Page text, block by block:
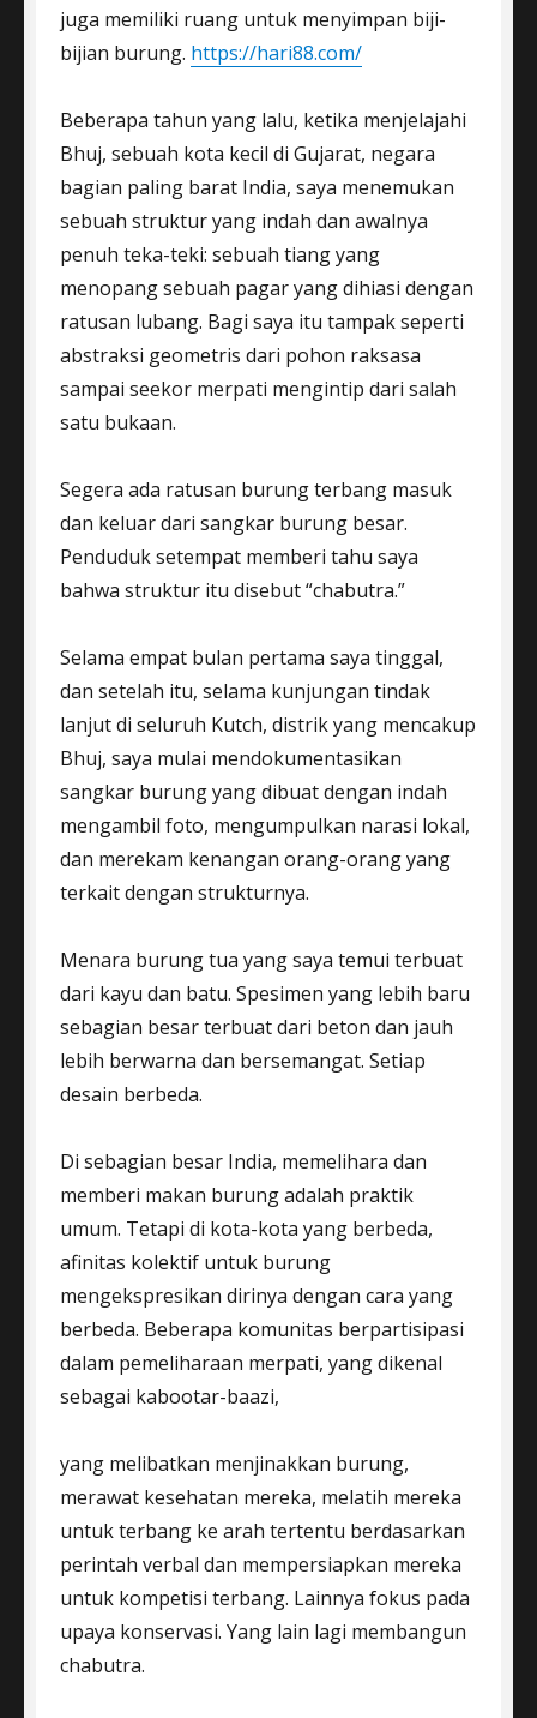
juga memiliki ruang untuk menyimpan biji-
bijian burung. https://hari88.com/
Beberapa tahun yang lalu, ketika menjelajahi
Bhuj, sebuah kota kecil di Gujarat, negara
bagian paling barat India, saya menemukan
sebuah struktur yang indah dan awalnya
penuh teka-teki: sebuah tiang yang
menopang sebuah pagar yang dihiasi dengan
ratusan lubang. Bagi saya itu tampak seperti
abstraksi geometris dari pohon raksasa
sampai seekor merpati mengintip dari salah
satu bukaan.
Segera ada ratusan burung terbang masuk
dan keluar dari sangkar burung besar.
Penduduk setempat memberi tahu saya
bahwa struktur itu disebut “chabutra.”
Selama empat bulan pertama saya tinggal,
dan setelah itu, selama kunjungan tindak
lanjut di seluruh Kutch, distrik yang mencakup
Bhuj, saya mulai mendokumentasikan
sangkar burung yang dibuat dengan indah
mengambil foto, mengumpulkan narasi lokal,
dan merekam kenangan orang-orang yang
terkait dengan strukturnya.
Menara burung tua yang saya temui terbuat
dari kayu dan batu. Spesimen yang lebih baru
sebagian besar terbuat dari beton dan jauh
lebih berwarna dan bersemangat. Setiap
desain berbeda.
Di sebagian besar India, memelihara dan
memberi makan burung adalah praktik
umum. Tetapi di kota-kota yang berbeda,
afinitas kolektif untuk burung
mengekspresikan dirinya dengan cara yang
berbeda. Beberapa komunitas berpartisipasi
dalam pemeliharaan merpati, yang dikenal
sebagai kabootar-baazi,
yang melibatkan menjinakkan burung,
merawat kesehatan mereka, melatih mereka
untuk terbang ke arah tertentu berdasarkan
perintah verbal dan mempersiapkan mereka
untuk kompetisi terbang. Lainnya fokus pada
upaya konservasi. Yang lain lagi membangun
chabutra.